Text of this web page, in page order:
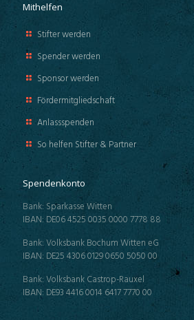
Mithelfen
Stifter werden
Spender werden
Sponsor werden
Fördermitgliedschaft
Anlassspenden
So helfen Stifter & Partner
Spendenkonto
Bank: Sparkasse Witten
IBAN: DE06 4525 0035 0000 7778 88
Bank: Volksbank Bochum Witten eG
IBAN: DE25 4306 0129 0650 5050 00
Bank: Volksbank Castrop-Rauxel
IBAN: DE93 4416 0014 6417 7770 00